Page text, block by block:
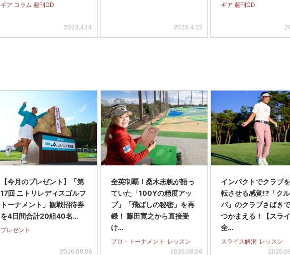
ギア コラム 週刊GD
2023.4.14 2023.4.22
ギア 週刊GD
【今月のプレゼント】「第
17回 ニトリレディスゴルフ
トーナメント」観戦招待券
を4日間合計20組40名…
プレゼント
2026.08.06
全英制覇！桑木志帆が語っ
ていた「100Yの精度アッ
プ」「飛ばしの秘密」を再
録！ 藤田寛之から直接受
け…
プロ・トーナメント レッスン
2026.08.06
インパクトでクラブ
転させる感覚!?「ク
パ」のクラブさばき
つかまえる！【スラ
全…
スライス解消 レッスン